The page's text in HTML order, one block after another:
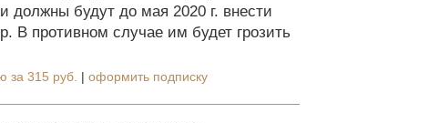
должны будут до мая 2020 г. внести
В противном случае им будет грозить
за 315 руб. | оформить подписку